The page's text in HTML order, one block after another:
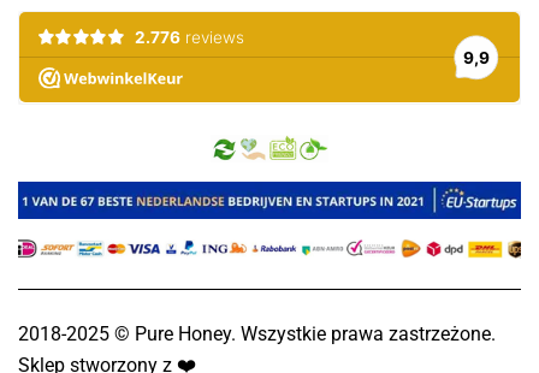
2018-2025 © Pure Honey. Wszystkie prawa zastrzeżone.
Sklep stworzony z ❤️